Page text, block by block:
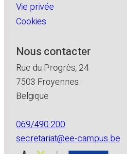
Vie privée
Cookies
Nous contacter
Rue du Progrès, 24
7503 Froyennes
Belgique
069/490.200
secretariat@ee-campus.be